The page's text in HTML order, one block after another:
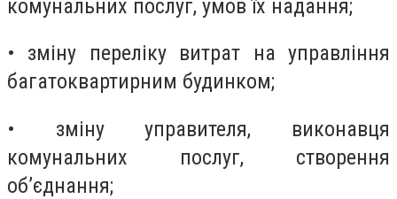
комунальних послуг, умов їх надання;
• зміну переліку витрат на управління
багатоквартирним будинком;
• зміну управителя, виконавця
комунальних послуг, створення
об’єднання;